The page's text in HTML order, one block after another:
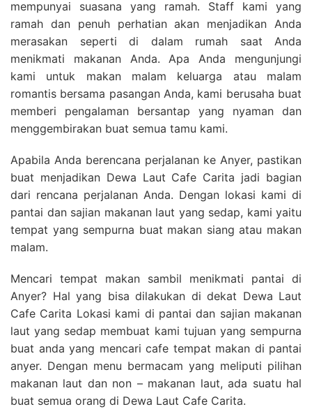
mempunyai suasana yang ramah. Staff kami yang
ramah dan penuh perhatian akan menjadikan Anda
merasakan seperti di dalam rumah saat Anda
menikmati makanan Anda. Apa Anda mengunjungi
kami untuk makan malam keluarga atau malam
romantis bersama pasangan Anda, kami berusaha buat
memberi pengalaman bersantap yang nyaman dan
menggembirakan buat semua tamu kami.
Apabila Anda berencana perjalanan ke Anyer, pastikan
buat menjadikan Dewa Laut Cafe Carita jadi bagian
dari rencana perjalanan Anda. Dengan lokasi kami di
pantai dan sajian makanan laut yang sedap, kami yaitu
tempat yang sempurna buat makan siang atau makan
malam.
Mencari tempat makan sambil menikmati pantai di
Anyer? Hal yang bisa dilakukan di dekat Dewa Laut
Cafe Carita Lokasi kami di pantai dan sajian makanan
laut yang sedap membuat kami tujuan yang sempurna
buat anda yang mencari cafe tempat makan di pantai
anyer. Dengan menu bermacam yang meliputi pilihan
makanan laut dan non – makanan laut, ada suatu hal
buat semua orang di Dewa Laut Cafe Carita.